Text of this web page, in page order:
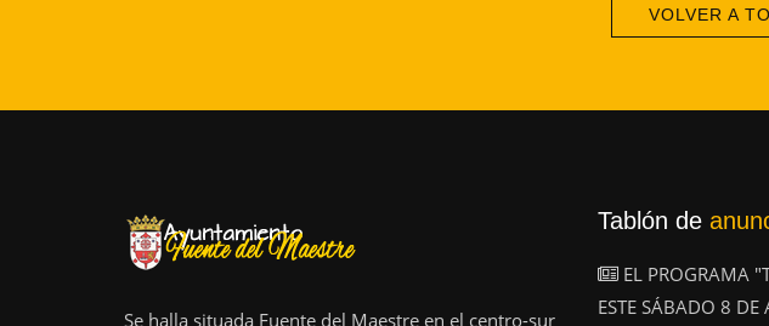
VOLVER A
Se halla situada Fuente del Maestre en el centro-sur
Tablón de
EL PROGRAMA
ESTE SÁBADO 8 DE